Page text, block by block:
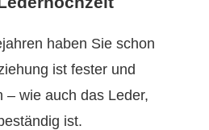
haben Sie schon
ist fester und
– wie auch das Leder,
ist.